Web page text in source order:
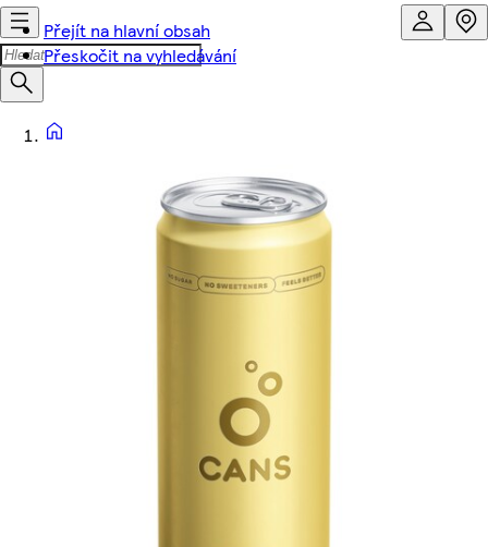
Přejít na hlavní obsah
Přeskočit na vyhledávání